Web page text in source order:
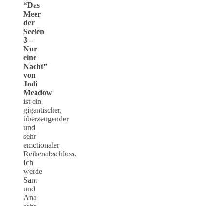
“Das
Meer
der
Seelen
3 –
Nur
eine
Nacht”
von
Jodi
Meadow
ist ein
gigantischer,
überzeugender
und
sehr
emotionaler
Reihenabschluss.
Ich
werde
Sam
und
Ana